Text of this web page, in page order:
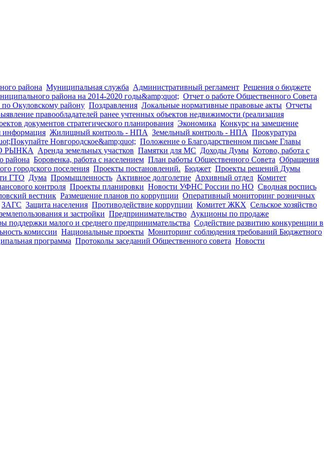
района Муниципальная служба Административный регламент Решения о бюджете
района на 2014-2020 годы&amp;quot; Отчет о работе Общественного Совета
Окуловскому району Поздравления Локальные нормативные правовые акты Отчеты
правообладателей ранее учтенных объектов недвижимости (реализация
документов стратегического планирования Экономика Конкурс на замещение
информация Жилищный контроль - НПА Земельный контроль - НПА Прокуратура
Новгородское&amp;quot; Положение о Благодарственном письме Главы
РЫНКА Аренда земельных участков Памятки для МС Доходы Думы Котово, работа с
района Боровенка, работа с населением План работы Общественного Совета Обращения
городского поселения Проекты постановлений. Бюджет Проекты решений Думы
ГТО Дума Промышленность Активное долголетие Архивный отдел Комитет
контроля Проекты планировки Новости УФНС России по НО Сводная роспись
вестник Размещение планов по коррупции Оперативный мониторинг розничных
ЗАГС Защита населения Противодействие коррупции Комитет ЖКХ Сельское хозяйство
и застройки Предпринимательство Аукционы по продаже
поддержки малого и среднего предпринимательства Содействие развитию конкуренции в
комиссии Национальные проекты Мониторинг соблюдения требований Бюджетного
программа Протоколы заседаний Общественного совета Новости